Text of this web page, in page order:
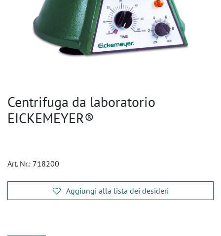
Centrifuga da laboratorio
EICKEMEYER®
Art. Nr.: 718200
Aggiungi alla lista dei desideri